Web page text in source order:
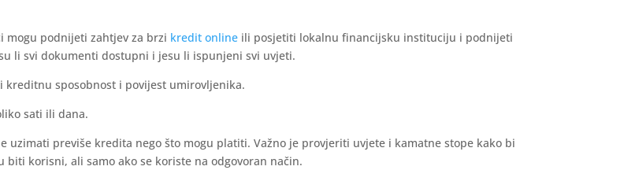
mogu podnijeti zahtjev za brzi kredit online ili posjetiti lokalnu financijsku instituciju i podnijeti
li svi dokumenti dostupni i jesu li ispunjeni svi uvjeti.
sposobnost i povijest umirovljenika.
sati ili dana.
previše kredita nego što mogu platiti. Važno je provjeriti uvjete i kamatne stope kako bi
biti korisni, ali samo ako se koriste na odgovoran način.